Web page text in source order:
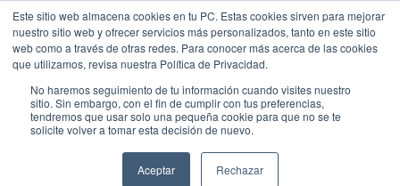
Este sitio web almacena cookies en tu PC. Estas cookies sirven para mejorar
nuestro sitio web y ofrecer servicios más personalizados, tanto en este sitio
web como a través de otras redes. Para conocer más acerca de las cookies
que utilizamos, revisa nuestra Política de Privacidad.
No haremos seguimiento de tu información cuando visites nuestro
sitio. Sin embargo, con el fin de cumplir con tus preferencias,
tendremos que usar solo una pequeña cookie para que no se te
solicite volver a tomar esta decisión de nuevo.
Aceptar Rechazar
Saltar
contenido
B2B BLOG
Soluciones
Traducir »